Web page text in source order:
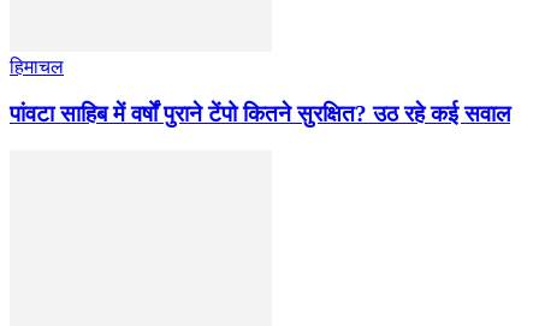
हिमाचल
पांवटा साहिब में वर्षों पुराने टेंपो कितने सुरक्षित? उठ रहे कई सवाल